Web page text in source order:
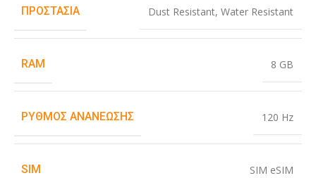
ΠΡΟΣΤΑΣΊΑ Dust Resistant, Water Resistant
RAM 8 GB
ΡΥΘΜΌΣ ΑΝΑΝΈΩΣΗΣ 120 Hz
SIM SIM eSIM